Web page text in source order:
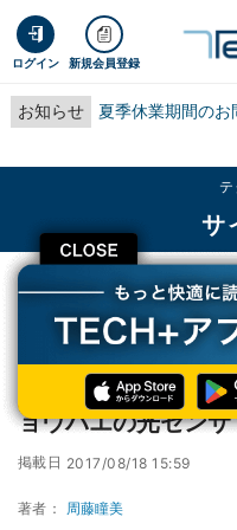
ログイン 新規会員登録
お知らせ 夏季休業期間の
サ
TECH+ テクノロジー
サイ
紫外光から青色光までを受容で
紫外光から青色光
ョウバエの光セン
掲載日 2017/08/18 15:59
著者： 周藤瞳美